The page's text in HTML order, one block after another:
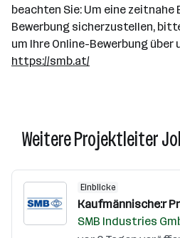
beachten Sie: Um eine
Bewerbung sicherzustellen,
um Ihre Online-Bewerbung über
https://smb.at/
Weitere Projektleiter
Einblicke
Kaufmännische:r
SMB Industries